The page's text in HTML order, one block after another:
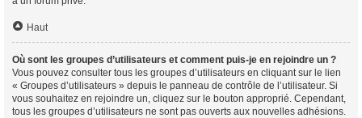
Haut
Où sont les groupes d’utilisateurs et comment puis-je en rejoindre un ?
Vous pouvez consulter tous les groupes d’utilisateurs en cliquant sur le lien
« Groupes d’utilisateurs » depuis le panneau de contrôle de l’utilisateur. Si
vous souhaitez en rejoindre un, cliquez sur le bouton approprié. Cependant,
tous les groupes d’utilisateurs ne sont pas ouverts aux nouvelles adhésions.